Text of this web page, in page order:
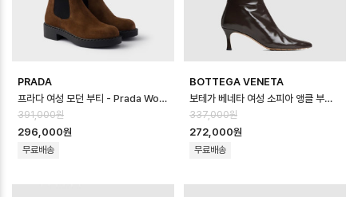
PRADA
프라다 여성 모던 부티 - Prada Womens Modern Booties - prs89…
391,000원
296,000원
무료배송
BOTTEGA VENETA
보테가 베네타 여성 소피아 앵클 부츠 - Bottega veneta Womens Sophi…
337,000원
272,000원
무료배송